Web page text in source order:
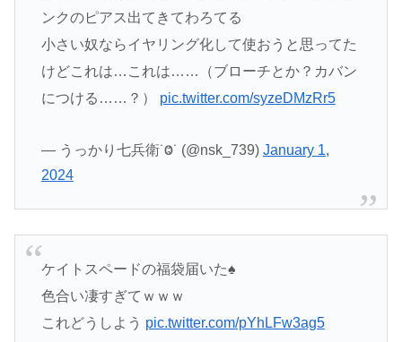
ンクのピアス出てきてわろてる
小さい奴ならイヤリング化して使おうと思ってた
けどこれは…これは……（ブローチとか？カバン
につける……？） pic.twitter.com/syzeDMzRr5
— うっかり七兵衛˙Ⱉ˙ (@nsk_739) January 1,
2024
ケイトスペードの福袋届いた♠️
色合い凄すぎてｗｗｗ
これどうしよう pic.twitter.com/pYhLFw3ag5